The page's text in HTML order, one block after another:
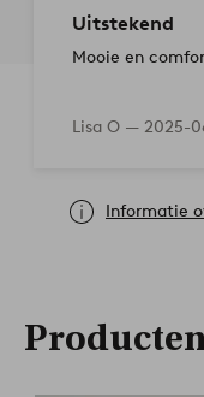
Uitstekend
Mooie en
Lisa O — 2025-
Informatie